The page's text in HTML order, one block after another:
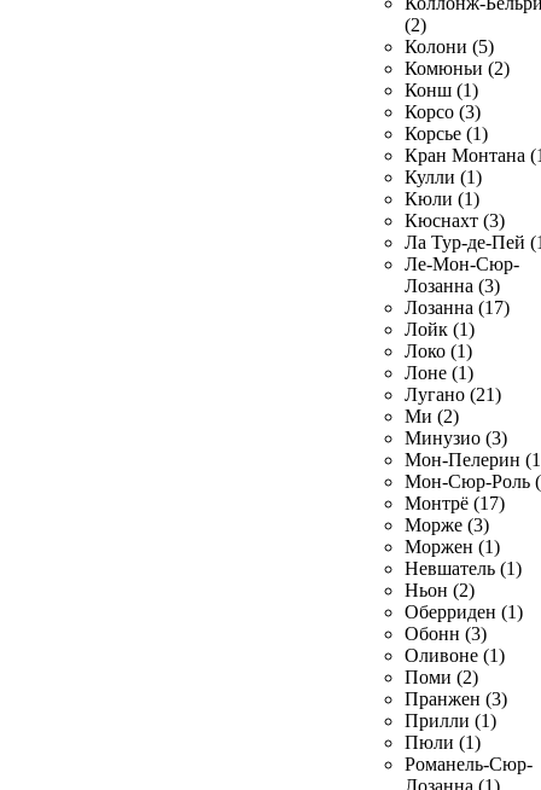
(2)
Колони (5)
Комюньи (2)
Конш (1)
Корсо (3)
Корсье (1)
Кран Монтана
Кулли (1)
Кюли (1)
Кюснахт (3)
Ла Тур-де-Пей
Ле-Мон-Сюр-
Лозанна (3)
Лозанна (17)
Лойк (1)
Локо (1)
Лоне (1)
Лугано (21)
Ми (2)
Минузио (3)
Мон-Пелерин
Мон-Сюр-Роль
Монтрё (17)
Морже (3)
Моржен (1)
Невшатель (1)
Ньон (2)
Оберриден (1)
Обонн (3)
Оливоне (1)
Поми (2)
Пранжен (3)
Прилли (1)
Пюли (1)
Романель-Сюр-
Лозанна (1)